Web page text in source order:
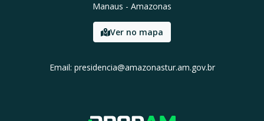
Manaus - Amazonas
Ver no mapa
Email: presidencia@amazonastur.am.gov.br